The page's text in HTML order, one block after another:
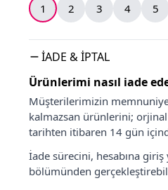
1 2 3 4 5
İADE & İPTAL
Ürünlerimi nasıl iade
Müşterilerimizin
kalmazsan ürünlerini; orjinal
tarihten itibaren 14 gün
İade sürecini, hesabına
bölümünden